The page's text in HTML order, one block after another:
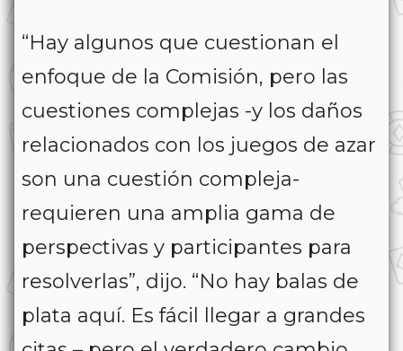
“Hay algunos que cuestionan el
enfoque de la Comisión, pero las
cuestiones complejas -y los daños
relacionados con los juegos de azar
son una cuestión compleja-
requieren una amplia gama de
perspectivas y participantes para
resolverlas”, dijo. “No hay balas de
plata aquí. Es fácil llegar a grandes